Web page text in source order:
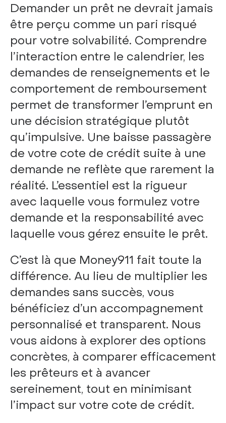
Demander un prêt ne devrait jamais
être perçu comme un pari risqué
pour votre solvabilité. Comprendre
l’interaction entre le calendrier, les
demandes de renseignements et le
comportement de remboursement
permet de transformer l’emprunt en
une décision stratégique plutôt
qu’impulsive. Une baisse passagère
de votre cote de crédit suite à une
demande ne reflète que rarement la
réalité. L’essentiel est la rigueur
avec laquelle vous formulez votre
demande et la responsabilité avec
laquelle vous gérez ensuite le prêt.
C’est là que Money911 fait toute la
différence. Au lieu de multiplier les
demandes sans succès, vous
bénéficiez d’un accompagnement
personnalisé et transparent. Nous
vous aidons à explorer des options
concrètes, à comparer efficacement
les prêteurs et à avancer
sereinement, tout en minimisant
l’impact sur votre cote de crédit.